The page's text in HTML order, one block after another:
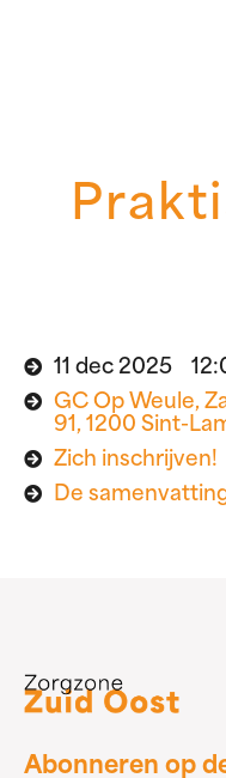
11 dec 2025
GC Op Weule,
91, 1200 Sint-
Zich inschrijven!
De
Abonneren op